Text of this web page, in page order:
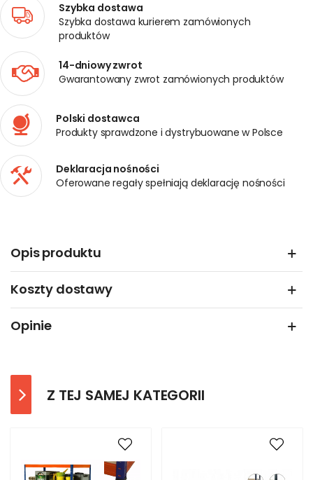
Szybka dostawa
Szybka dostawa kurierem zamówionych
produktów
14-dniowy zwrot
Gwarantowany zwrot zamówionych produktów
Polski dostawca
Produkty sprawdzone i dystrybuowane w Polsce
Deklaracja nośności
Oferowane regały spełniają deklarację nośności
Opis produktu
Koszty dostawy
Opinie
Z TEJ SAMEJ KATEGORII